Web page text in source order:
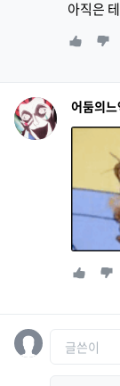
아직은
어둠의느